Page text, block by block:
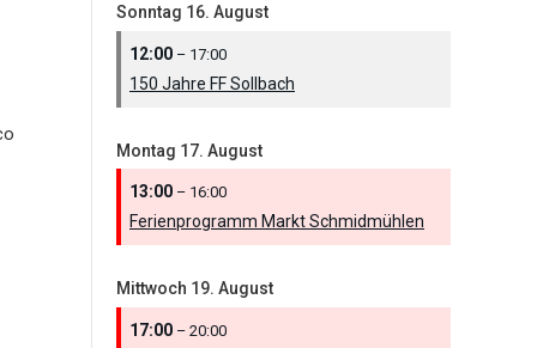
Sonntag 16. August
12:00 – 17:00
150 Jahre FF Sollbach
Montag 17. August
13:00 – 16:00
Ferienprogramm Markt Schmidmühlen
Mittwoch 19. August
17:00 – 20:00